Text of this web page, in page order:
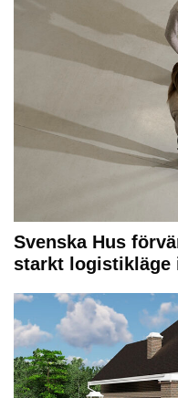
Svenska Hus
starkt logistikläge